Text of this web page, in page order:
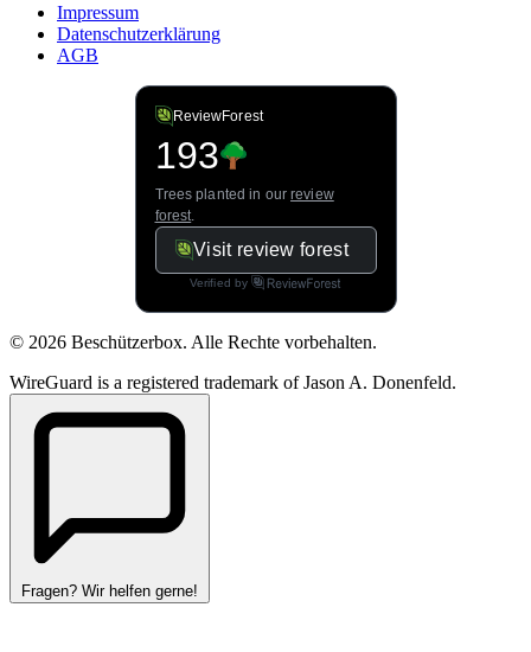
Impressum
Datenschutzerklärung
AGB
© 2026 Beschützerbox. Alle Rechte vorbehalten.
WireGuard is a registered trademark of Jason A. Donenfeld.
Fragen? Wir helfen gerne!